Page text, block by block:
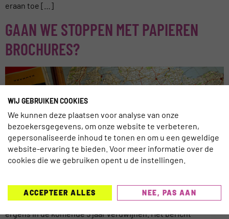
eraan toe […]
GAAN WE STOPPEN MET PAPIEREN
BROCHURES?
Volgens topman Nick Longman, directeur Online &
Distributie bij TUI UK gaan papieren vakantiebrochures
ergens in de komende 5 jaar verdwijnen. Het bericht
WIJ GEBRUIKEN COOKIES
We kunnen deze plaatsen voor analyse van onze
bezoekersgegevens, om onze website te verbeteren,
gepersonaliseerde inhoud te tonen en om u een geweldige
website-ervaring te bieden. Voor meer informatie over de
cookies die we gebruiken opent u de instellingen.
ACCEPTEER ALLES NEE, PAS AAN